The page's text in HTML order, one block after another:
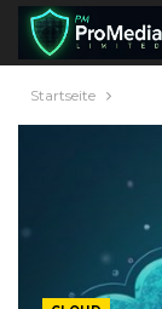
Startseite